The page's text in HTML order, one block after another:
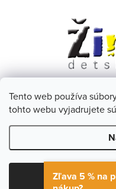
Tento web používa
tohto webu vyjadrujete
Dětská obuv
Copyright 2026Žirafa
Upraviť
Zľava 5 % na